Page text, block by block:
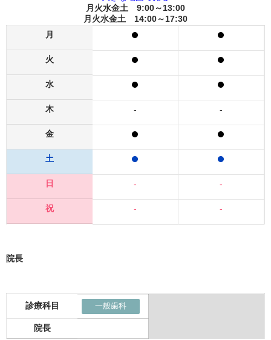
月火水金土 9:00～13:00
月火水金土 14:00～17:30
月
火
水
木
金
土
日
祝
-
-
-
-
-
-
院長
診療科目 一般歯科
院長